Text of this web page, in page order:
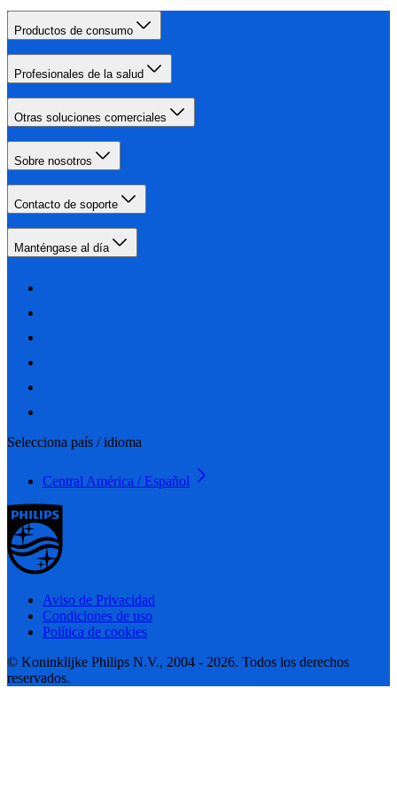
Productos de consumo
Profesionales de la salud
Otras soluciones comerciales
Sobre nosotros
Contacto de soporte
Manténgase al día
Selecciona país / idioma
Central América / Español
Aviso de Privacidad
Condiciones de uso
Política de cookies
© Koninklijke Philips N.V., 2004 - 2026. Todos los derechos
reservados.